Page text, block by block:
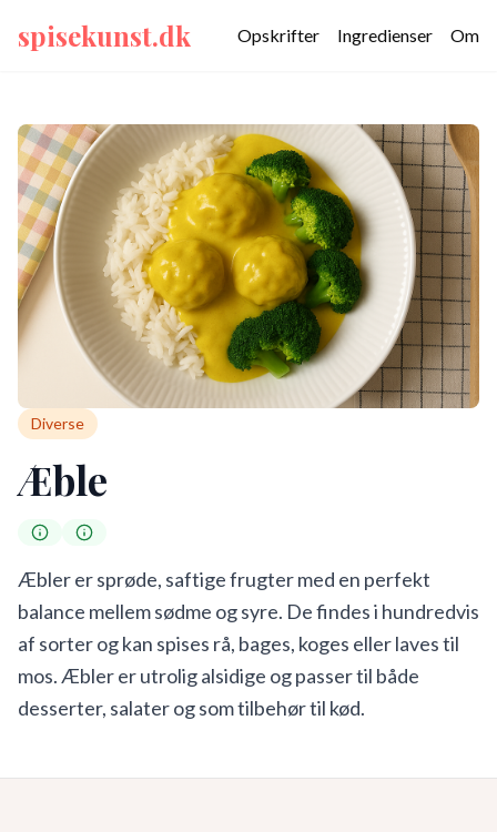
spisekunst.dk Opskrifter Ingredienser Om
Diverse
Æble
Æbler er sprøde, saftige frugter med en perfekt
balance mellem sødme og syre. De findes i hundredvis
af sorter og kan spises rå, bages, koges eller laves til
mos. Æbler er utrolig alsidige og passer til både
desserter, salater og som tilbehør til kød.